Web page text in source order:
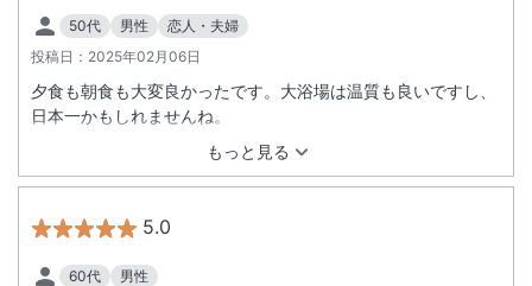
50代 男性
恋人・夫婦
投稿日： 2025年02月06日
もっと見る
夕食も朝食も大変良かったです。大浴場は温質も良いですし、
日本一かもしれませんね。
5.0
60代
男性